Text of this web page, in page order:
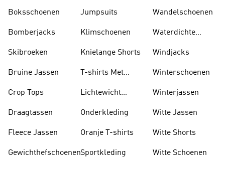
Boksschoenen
Bomberjacks
Skibroeken
Bruine Jassen
Crop Tops
Draagtassen
Fleece Jassen
Gewichthefschoenen
Jumpsuits
Klimschoenen
Knielange Shorts
T-shirts Met
Lichtewicht
Onderkleding
Oranje T-shirts
Sportkleding
Wandelschoenen
Waterdichte
Windjacks
Winterschoenen
Winterjassen
Witte Jassen
Witte Shorts
Witte Schoenen